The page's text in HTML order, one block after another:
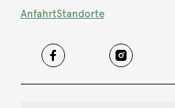
AnfahrtStandorte